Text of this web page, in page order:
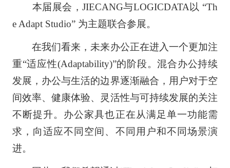
本届展会，JIECANG与LOGICDATA以 “Th
e Adapt Studio” 为主题联合参展。
在我们看来，未来办公正在进入一个更加注
重“适应性(Adaptability)”的阶段。混合办公持续
发展，办公与生活的边界逐渐融合，用户对于空
间效率、健康体验、灵活性与可持续发展的关注
不断提升。办公家具也正在从满足单一功能需
求，向适应不同空间、不同用户和不同场景演
进。